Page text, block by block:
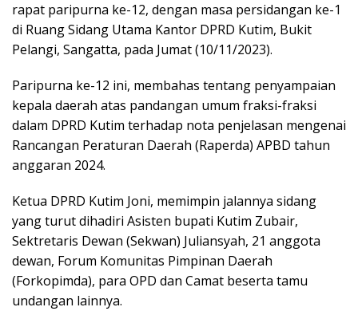
rapat paripurna ke-12, dengan masa persidangan ke-1
di Ruang Sidang Utama Kantor DPRD Kutim, Bukit
Pelangi, Sangatta, pada Jumat (10/11/2023).
Paripurna ke-12 ini, membahas tentang penyampaian
kepala daerah atas pandangan umum fraksi-fraksi
dalam DPRD Kutim terhadap nota penjelasan mengenai
Rancangan Peraturan Daerah (Raperda) APBD tahun
anggaran 2024.
Ketua DPRD Kutim Joni, memimpin jalannya sidang
yang turut dihadiri Asisten bupati Kutim Zubair,
Sektretaris Dewan (Sekwan) Juliansyah, 21 anggota
dewan, Forum Komunitas Pimpinan Daerah
(Forkopimda), para OPD dan Camat beserta tamu
undangan lainnya.